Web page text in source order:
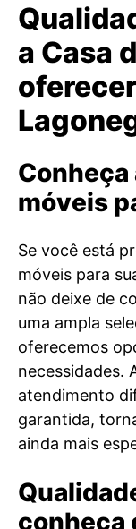
a Casa
Conheça
móveis
Se você está
móveis para
não deixe de
uma ampla
oferecemos
necessidades.
atendimento
garantida,
ainda mais
conheça